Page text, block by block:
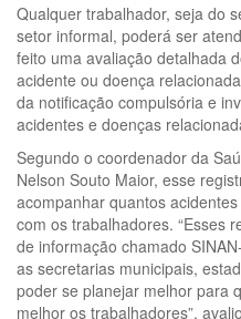
Qualquer trabalhador, seja do
setor informal, poderá ser
feito uma avaliação detalhada
acidente ou doença
da notificação compulsória e
acidentes e doenças
Segundo o coordenador da
Nelson Souto Maior, esse
acompanhar quantos
com os trabalhadores. “Esses
de informação chamado
as secretarias municipais,
poder se planejar melhor para
melhor os trabalhadores”,